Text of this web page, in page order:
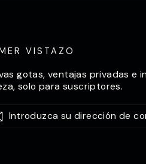
VISTAZO
gotas, ventajas privadas e
solo para suscriptores.
Suscríbase
a